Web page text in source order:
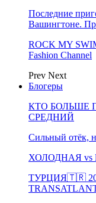
Последние
Вашингтоне.
ROCK MY
Fashion Channel
Prev Next
Блогеры
КТО БОЛЬШЕ
СРЕДНИЙ
Сильный отёк,
ХОЛОДНАЯ vs
ТУРЦИЯ🇹🇷